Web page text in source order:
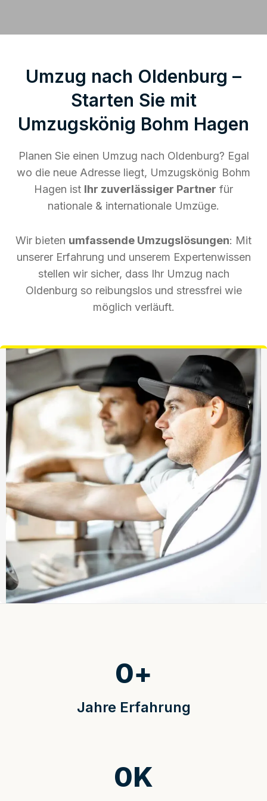
Umzug nach Oldenburg –
Starten Sie mit
Umzugskönig Bohm Hagen
Planen Sie einen Umzug nach Oldenburg? Egal
wo die neue Adresse liegt, Umzugskönig Bohm
Hagen ist Ihr zuverlässiger Partner für
nationale & internationale Umzüge.
Wir bieten umfassende Umzugslösungen: Mit
unserer Erfahrung und unserem Expertenwissen
stellen wir sicher, dass Ihr Umzug nach
Oldenburg so reibungslos und stressfrei wie
möglich verläuft.
Jahre Erfahrung
0+
0K